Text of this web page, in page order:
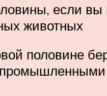
если
животных
половине